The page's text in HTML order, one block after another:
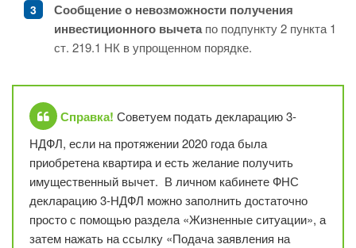
Сообщение о невозможности получения
инвестиционного вычетапо подпункту 2 пункта 1
ст. 219.1 НК в упрощенном порядке.
Справка! Советуем подать декларацию 3-
НДФЛ, если на протяжении 2020 года была
приобретена квартира и есть желание получить
имущественный вычет. В личном кабинете ФНС
декларацию 3-НДФЛ можно заполнить достаточно
просто с помощью раздела «Жизненные ситуации», а
затем нажать на ссылку «Подача заявления на